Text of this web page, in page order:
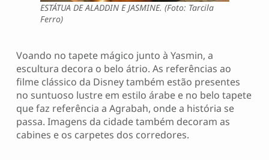
ESTÁTUA DE ALADDIN E JASMINE. (Foto: Tarcila
Ferro)
Voando no tapete mágico junto à Yasmin, a
escultura decora o belo átrio. As referências ao
filme clássico da Disney também estão presentes
no suntuoso lustre em estilo árabe e no belo tapete
que faz referência a Agrabah, onde a história se
passa. Imagens da cidade também decoram as
cabines e os carpetes dos corredores.